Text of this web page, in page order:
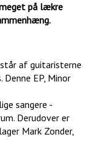
på lækre
af guitaristerne
EP, Minor
sangere -
Derudover er
Mark Zonder,